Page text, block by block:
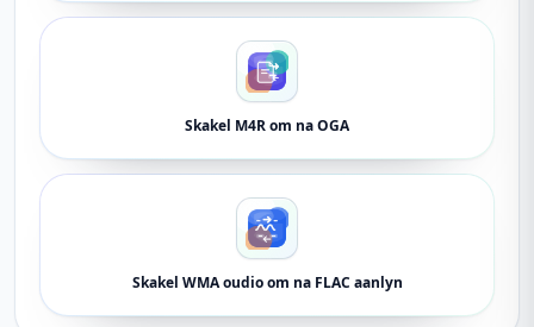
Skakel M4R om na OGA
Skakel WMA oudio om na FLAC aanlyn